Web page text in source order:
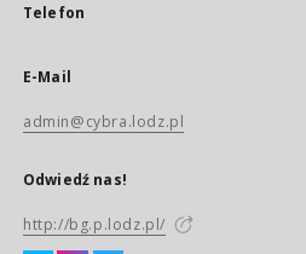
Telefon
E-Mail
admin@cybra.lodz.pl
Odwiedź nas!
http://bg.p.lodz.pl/